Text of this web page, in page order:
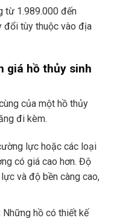
từ 1.989.000 đến
đổi tùy thuộc vào địa
giá hồ thủy sinh
của một hồ thủy
đi kèm.
lực hoặc các loại
có giá cao hơn. Độ
và độ bền càng cao,
Những hồ có thiết kế